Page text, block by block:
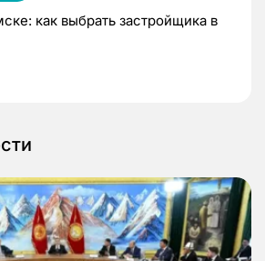
как выбрать застройщика в